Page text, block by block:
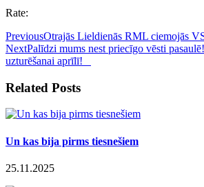
Rate:
PreviousOtrajās Lieldienās RML ciemojās
NextPalīdzi mums nest priecīgo vēsti
uzturēšanai aprīlī!
Related Posts
Un kas bija pirms tiesnešiem
25.11.2025